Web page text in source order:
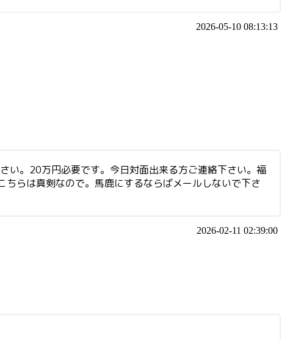
2026-05-10 08:13:13
い。20万円必要です。今日対面出来る方ご連絡下さい。福
らは真剣なので。馬鹿にするならばメールしないで下さ
2026-02-11 02:39:00